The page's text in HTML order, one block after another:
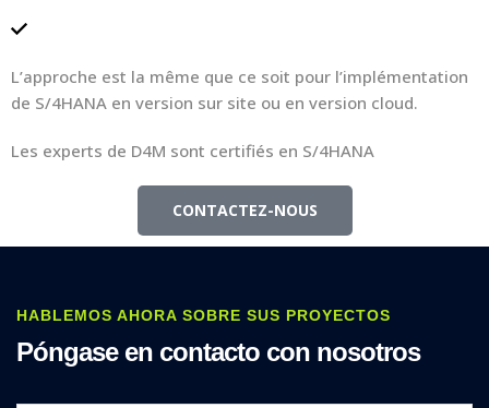
L’approche est la même que ce soit pour l’implémentation
de S/4HANA en version sur site ou en version cloud.
Les experts de D4M sont certifiés en S/4HANA
CONTACTEZ-NOUS
HABLEMOS AHORA SOBRE SUS PROYECTOS
Póngase en contacto con nosotros